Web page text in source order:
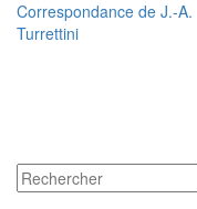
Correspondance de J.-A.
Turrettini